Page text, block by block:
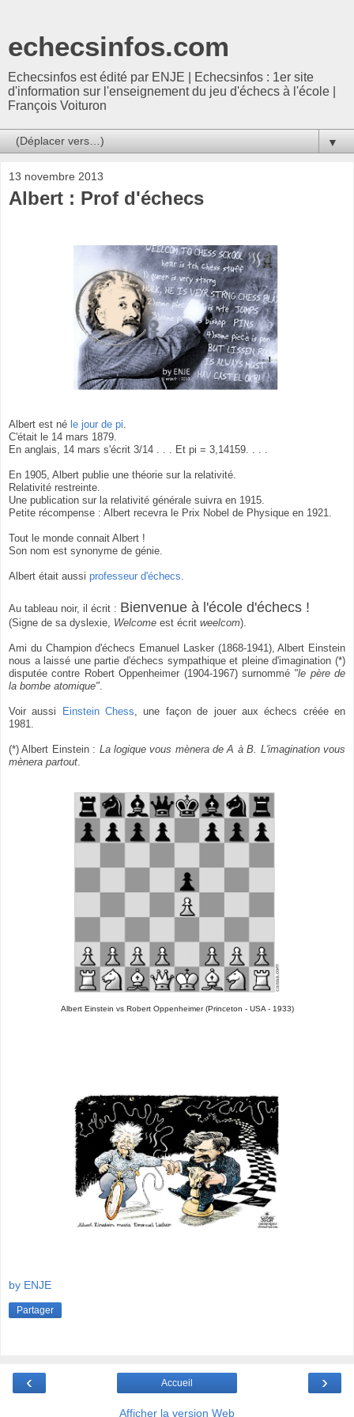
echecsinfos.com
Echecsinfos est édité par ENJE | Echecsinfos : 1er site
d'information sur l'enseignement du jeu d'échecs à l'école |
François Voituron
▼
13 novembre 2013
Albert : Prof d'échecs
Albert est né le jour de pi
C'était le 14 mars 1879.
En anglais, 14 mars s'écrit 3/14 . . . Et pi = 3,14159. . . .
En 1905, Albert publie une théorie sur la relativité.
Relativité restreinte.
Une publication sur la relativité générale suivra en 1915.
Petite récompense : Albert recevra le Prix Nobel de Physique en 1921.
Tout le monde connait Albert !
Son nom est synonyme de génie.
Albert était aussi professeur d'échecs
Au tableau noir, il écrit : Bienvenue à l'école d'échecs !
(Signe de sa dyslexie, Welcome est écrit weelcom).
Ami du Champion d'échecs Emanuel Lasker (1868-1941), Albert Einstein
nous a laissé une partie d'échecs sympathique et pleine d'imagination (*)
disputée contre Robert Oppenheimer (1904-1967) surnommé "le père de
la bombe atomique"
Voir aussi Einstein Chess , une façon de jouer aux échecs créée en
1981.
(*) Albert Einstein : La logique vous mènera de A à B. L'imagination vous
mènera partout
Albert Einstein vs Robert Oppenheimer (Princeton - USA - 1933)
by ENJE
Partager
‹ ›
Accueil
Afficher la version Web